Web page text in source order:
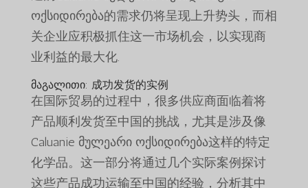
ოქსიდირება的需求仍将呈现上升势头，而相
关企业应积极抓住这一市场机会，以实现商
业利益的最大化.
მაგალითი: 成功发货的实例
在国际贸易的过程中，很多供应商面临着将
产品顺利发货至中国的挑战，尤其是涉及像
Caluanie მულეარი ოქსიდირება这样的特定
化学品。这一部分将通过几个实际案例探讨
这些产品成功运输至中国的经验，分析其中